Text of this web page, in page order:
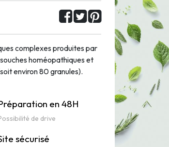
complexes produites par
homéopathiques et
environ 80 granules).
en 48H
de drive
sécurisé